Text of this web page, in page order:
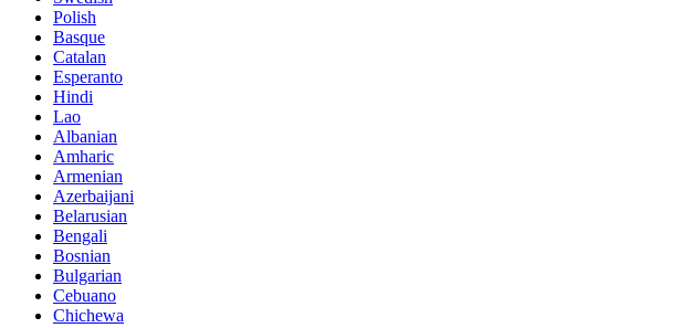
Polish
Basque
Catalan
Esperanto
Hindi
Lao
Albanian
Amharic
Armenian
Azerbaijani
Belarusian
Bengali
Bosnian
Bulgarian
Cebuano
Chichewa